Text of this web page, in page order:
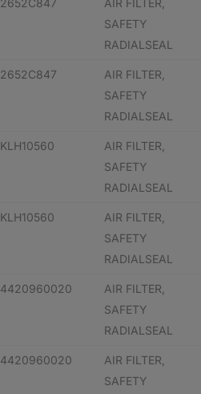
2652C847
AIR FILTER,
SAFETY
RADIALSEAL
2652C847
AIR FILTER,
SAFETY
RADIALSEAL
KLH10560
AIR FILTER,
SAFETY
RADIALSEAL
KLH10560
AIR FILTER,
SAFETY
RADIALSEAL
4420960020
AIR FILTER,
SAFETY
RADIALSEAL
4420960020
AIR FILTER,
SAFETY